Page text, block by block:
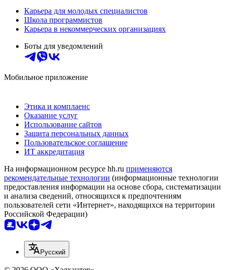
Карьера для молодых специалистов
Школа программистов
Карьера в некоммерческих организациях
Боты для уведомлений
Мобильное приложение
Этика и комплаенс
Оказание услуг
Использование сайтов
Защита персональных данных
Пользовательское соглашение
ИТ аккредитация
На информационном ресурсе hh.ru применяются
рекомендательные технологии (информационные технологии
предоставления информации на основе сбора, систематизации
и анализа сведений, относящихся к предпочтениям
пользователей сети «Интернет», находящихся на территории
Российской Федерации)
Русский